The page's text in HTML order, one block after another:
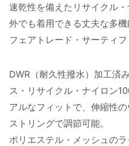
速乾性を備えたリサイクル
外でも着用できる丈夫な多機
フェアトレード・サーティ
DWR（耐久性撥水）加工済
ス・リサイクル・ナイロン
アルなフィットで、伸縮性
ストリングで調節可能。
ポリエステル・メッシュの